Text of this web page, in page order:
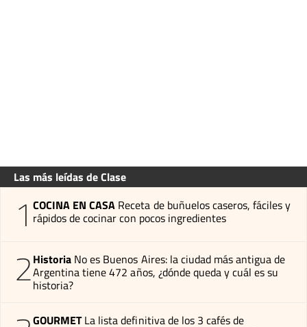
Las más leídas de Clase
1 COCINA EN CASA Receta de buñuelos caseros, fáciles y
rápidos de cocinar con pocos ingredientes
2Historia No es Buenos Aires: la ciudad más antigua de
Argentina tiene 472 años, ¿dónde queda y cuál es su
historia?
GOURMET La lista definitiva de los 3 cafés de